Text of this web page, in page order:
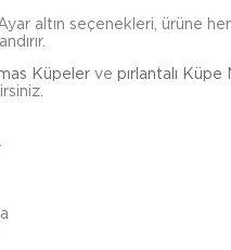
altın seçenekleri, ürüne
Küpeler ve pırlantalı Küpe